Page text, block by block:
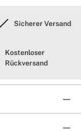
Sicherer Versand
Kostenloser
Rückversand